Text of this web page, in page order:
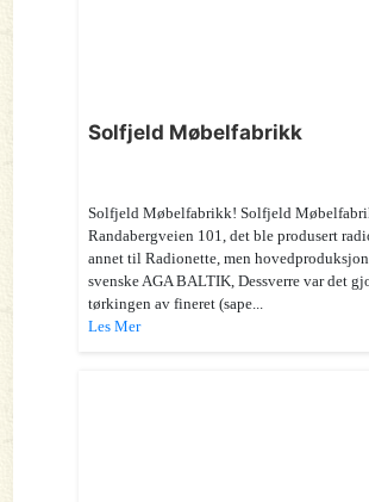
Solfjeld Møbelfabrikk
Solfjeld Møbelfabrikk! Solfjeld
Randabergveien 101, det ble produsert
annet til Radionette, men
svenske AGA BALTIK, Dessverre var det
tørkingen av fineret (sape...
Les Mer